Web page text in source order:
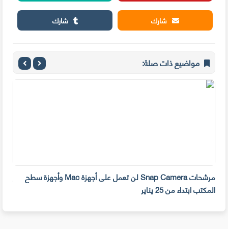
شارك
شارك
مواضيع ذات صلة:
مرشحات Snap Camera لن تعمل على أجهزة Mac وأجهزة سطح
المكتب ابتداء من 25 يناير